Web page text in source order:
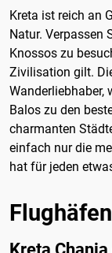
Kreta ist reich an
Natur. Verpassen
Knossos zu
Zivilisation gilt.
Wanderliebhaber,
Balos zu den
charmanten
einfach nur die
hat für jeden